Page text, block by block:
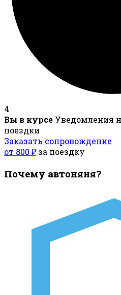
4
Вы в курсе Уведомления
поездки
Заказать сопровождение
от 800 ₽ за поездку
Почему автоняня?